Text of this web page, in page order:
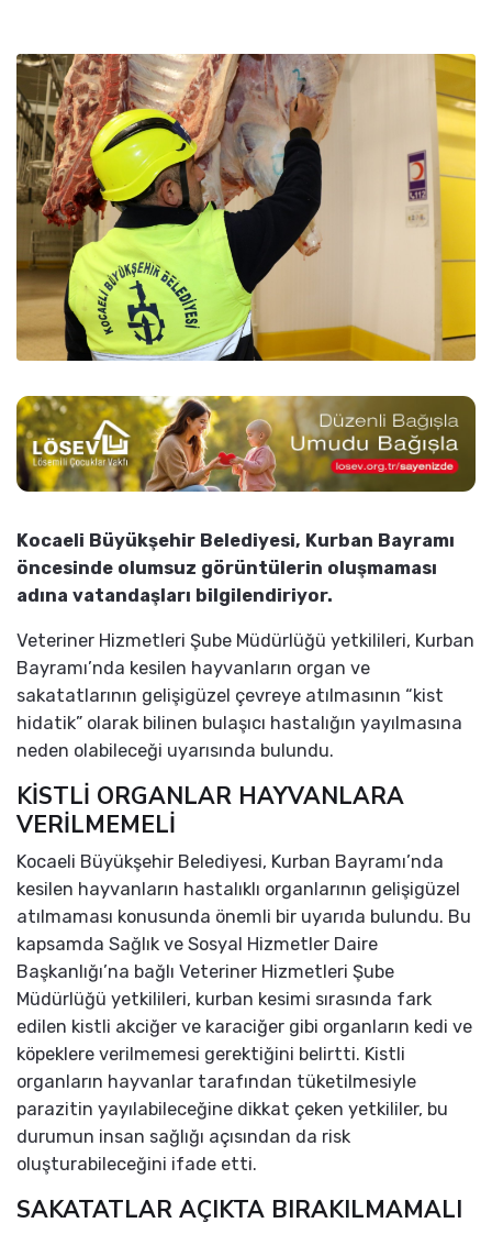
Kocaeli Büyükşehir Belediyesi, Kurban Bayramı
öncesinde olumsuz görüntülerin oluşmaması
adına vatandaşları bilgilendiriyor.
Veteriner Hizmetleri Şube Müdürlüğü yetkilileri, Kurban
Bayramı’nda kesilen hayvanların organ ve
sakatatlarının gelişigüzel çevreye atılmasının “kist
hidatik” olarak bilinen bulaşıcı hastalığın yayılmasına
neden olabileceği uyarısında bulundu.
KİSTLİ ORGANLAR HAYVANLARA
VERİLMEMELİ
Kocaeli Büyükşehir Belediyesi, Kurban Bayramı’nda
kesilen hayvanların hastalıklı organlarının gelişigüzel
atılmaması konusunda önemli bir uyarıda bulundu. Bu
kapsamda Sağlık ve Sosyal Hizmetler Daire
Başkanlığı’na bağlı Veteriner Hizmetleri Şube
Müdürlüğü yetkilileri, kurban kesimi sırasında fark
edilen kistli akciğer ve karaciğer gibi organların kedi ve
köpeklere verilmemesi gerektiğini belirtti. Kistli
organların hayvanlar tarafından tüketilmesiyle
parazitin yayılabileceğine dikkat çeken yetkililer, bu
durumun insan sağlığı açısından da risk
oluşturabileceğini ifade etti.
SAKATATLAR AÇIKTA BIRAKILMAMALI